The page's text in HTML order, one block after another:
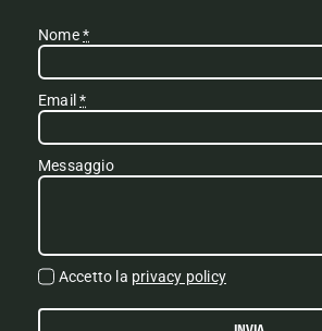
Nome*
Email*
Messaggio
Accetto la privacy policy